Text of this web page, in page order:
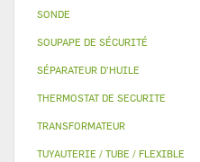
SONDE
SOUPAPE DE SÉCURITÉ
SÉPARATEUR D'HUILE
THERMOSTAT DE SECURITE
TRANSFORMATEUR
TUYAUTERIE / TUBE / FLEXIBLE